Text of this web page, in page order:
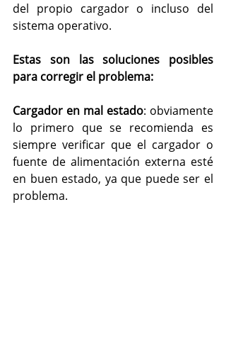
del propio cargador o incluso del
sistema operativo.
Estas son las soluciones posibles
para corregir el problema:
Cargador en mal estado: obviamente
lo primero que se recomienda es
siempre verificar que el cargador o
fuente de alimentación externa esté
en buen estado, ya que puede ser el
problema.